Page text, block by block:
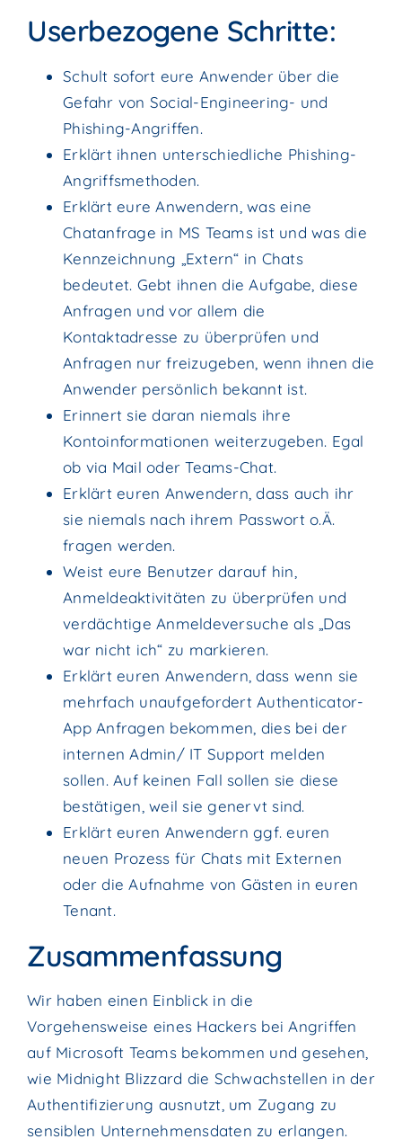
Userbezogene Schritte:
Schult sofort eure Anwender über die
Gefahr von Social-Engineering- und
Phishing-Angriffen.
Erklärt ihnen unterschiedliche Phishing-
Angriffsmethoden.
Erklärt eure Anwendern, was eine
Chatanfrage in MS Teams ist und was die
Kennzeichnung „Extern“ in Chats
bedeutet. Gebt ihnen die Aufgabe, diese
Anfragen und vor allem die
Kontaktadresse zu überprüfen und
Anfragen nur freizugeben, wenn ihnen die
Anwender persönlich bekannt ist.
Erinnert sie daran niemals ihre
Kontoinformationen weiterzugeben. Egal
ob via Mail oder Teams-Chat.
Erklärt euren Anwendern, dass auch ihr
sie niemals nach ihrem Passwort o.Ä.
fragen werden.
Weist eure Benutzer darauf hin,
Anmeldeaktivitäten zu überprüfen und
verdächtige Anmeldeversuche als „Das
war nicht ich“ zu markieren.
Erklärt euren Anwendern, dass wenn sie
mehrfach unaufgefordert Authenticator-
App Anfragen bekommen, dies bei der
internen Admin/ IT Support melden
sollen. Auf keinen Fall sollen sie diese
bestätigen, weil sie genervt sind.
Erklärt euren Anwendern ggf. euren
neuen Prozess für Chats mit Externen
oder die Aufnahme von Gästen in euren
Tenant.
Zusammenfassung
Wir haben einen Einblick in die
Vorgehensweise eines Hackers bei Angriffen
auf Microsoft Teams bekommen und gesehen,
wie Midnight Blizzard die Schwachstellen in der
Authentifizierung ausnutzt, um Zugang zu
sensiblen Unternehmensdaten zu erlangen.